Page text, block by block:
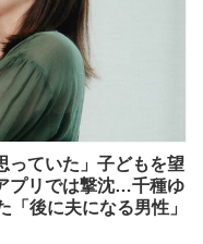
っていた」子どもを望
プリでは撃沈…千種ゆ
「後に夫になる男性」